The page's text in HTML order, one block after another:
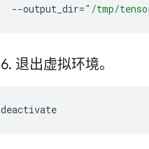
--output_dir="/tmp/
6. 退出虚拟环境。
deactivate